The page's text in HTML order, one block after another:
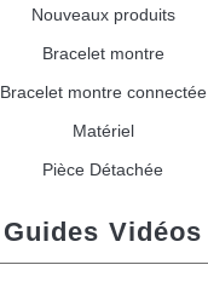
Nouveaux produits
Bracelet montre
Bracelet montre connectée
Matériel
Pièce Détachée
Guides Vidéos